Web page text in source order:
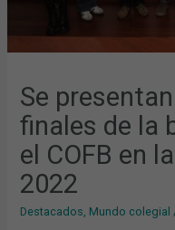
Se
finales de la
el COFB en
2022
Destacados, Mundo colegial